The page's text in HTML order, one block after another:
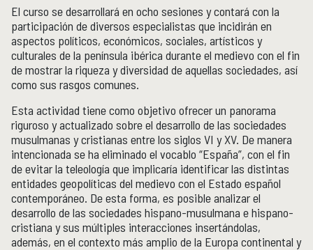
Cajón de historias
Acervos
BIBLIOTECA
Servicios
Boletín
Recursos en línea
Repositorio Institucional Históricas UNAM
Unidad Oaxaca
UNIDAD OAXACA
Investigación
Investigadores
Docencia y vinculación
El curso se desarrollará en ocho sesiones y contará con la
participación de diversos especialistas que incidirán en
aspectos políticos, económicos, sociales, artísticos y
culturales de la península ibérica durante el medievo con el fin
de mostrar la riqueza y diversidad de aquellas sociedades, así
como sus rasgos comunes.
Esta actividad tiene como objetivo ofrecer un panorama
riguroso y actualizado sobre el desarrollo de las sociedades
musulmanas y cristianas entre los siglos VI y XV. De manera
intencionada se ha eliminado el vocablo “España”, con el fin
de evitar la teleología que implicaría identificar las distintas
entidades geopolíticas del medievo con el Estado español
contemporáneo. De esta forma, es posible analizar el
desarrollo de las sociedades hispano-musulmana e hispano-
cristiana y sus múltiples interacciones insertándolas,
además, en el contexto más amplio de la Europa continental y